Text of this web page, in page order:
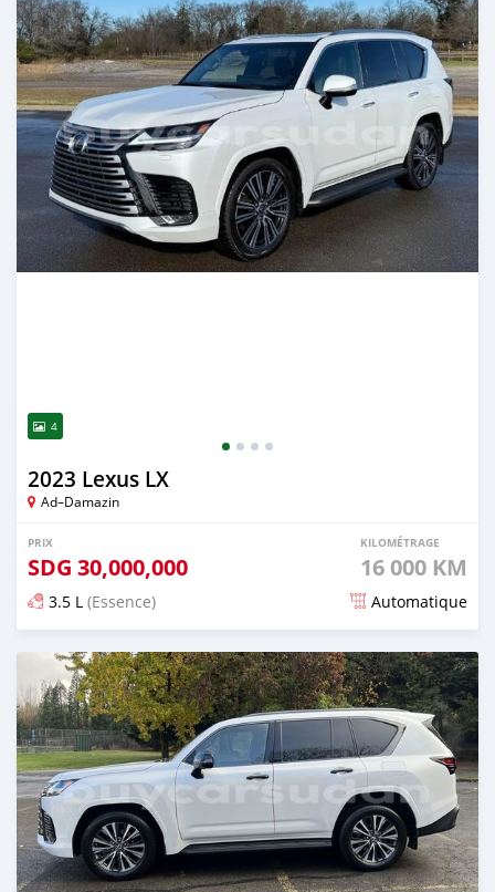
4
2023 Lexus LX
Ad–Damazin
PRIX
SDG 30,000,000
KILOMÉTRAGE
16 000 KM
3.5 L (Essence) Automatique
Publié il y a 4 mois